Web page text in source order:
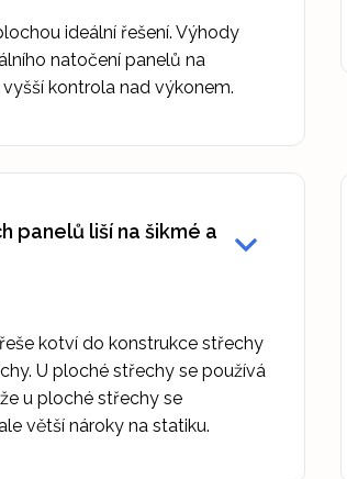
ideální řešení. Výhody
natočení panelů na
kontrola nad výkonem.
panelů liší na šikmé a
kotví do konstrukce střechy
U ploché střechy se používá
u ploché střechy se
větší nároky na statiku.